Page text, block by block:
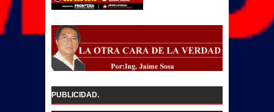
PUBLICIDAD.